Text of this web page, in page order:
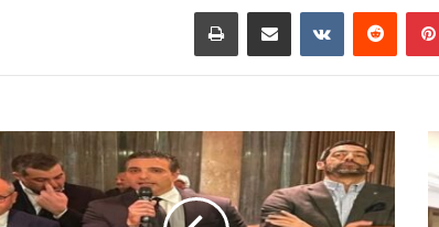
بينتيريست مشاركة عبر البريد طباعة